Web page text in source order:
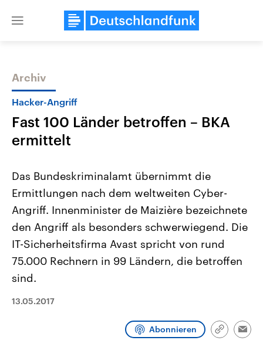
Close
Themen
USA
Aktuelle Beiträge, Analysen und
Hintergründe
Wirtschaftlich und militärisch
gehören die Vereinigten Staaten zu
den mächtigsten Ländern der Erde,
mit großem Einfluss auf das
Nahostkonflikt
Aktuelle Lage und
Der Überfall der
Terrororganisation Hamas
Oktober 2023 auf Israel
Region wieder die Gewalt
Israel möchte die Hamas
Sendungen
Archiv
Hacker-Angriff
Fast 100 Länder betroffen – BKA
ermittelt
Das Bundeskriminalamt übernimmt die
Ermittlungen nach dem weltweiten Cyber-
Angriff. Innenminister de Maizière bezeichnete
den Angriff als besonders schwerwiegend. Die
IT-Sicherheitsfirma Avast spricht von rund
75.000 Rechnern in 99 Ländern, die betroffen
sind.
13.05.2017
Abonnieren
Link